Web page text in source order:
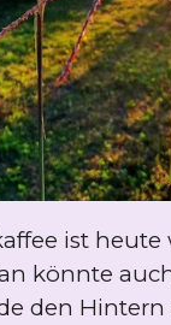
ist heute
könnte
den Hintern